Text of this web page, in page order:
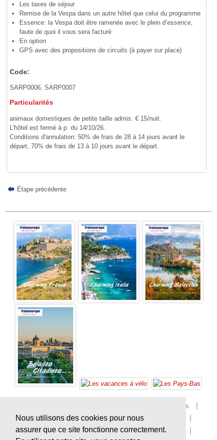
Nous utilisons des cookies pour nous
assurer que ce site fonctionne correctement.
Les taxes de séjour
Remise de la Vespa dans un autre hôtel que celui du programme
Essence: la Vespa doit être ramenée avec le plein d’essence,
faute de quoi il vous sera facturé
En option
GPS avec des propositions de circuits (à payer sur place)
Code:
SARP0006, SARP0007
Particularités
animaux domestiques de petite taille admis: € 15/nuit.
L'hôtel est fermé à p. du 14/10/26.
Conditions d'annulation: 50% de frais de 28 à 14 jours avant le
départ, 70% de frais de 13 à 10 jours avant le départ.
Étape précédente
Postes vacants
Contact
Questions? Agences
Conditions de voyage
Assurances privacy